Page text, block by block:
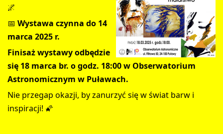
🌌
📅 Wystawa czynna do 14
marca 2025 r.
Finisaż wystawy odbędzie
się 18 marca br. o godz. 18:00 w Obserwatorium
Astronomicznym w Puławach.
Nie przegap okazji, by zanurzyć się w świat barw i
inspiracji! 🌠